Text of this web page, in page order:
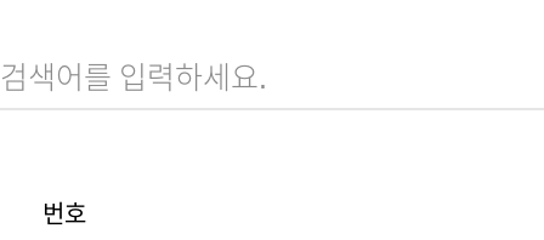
검색어를 입력하세요.
번호